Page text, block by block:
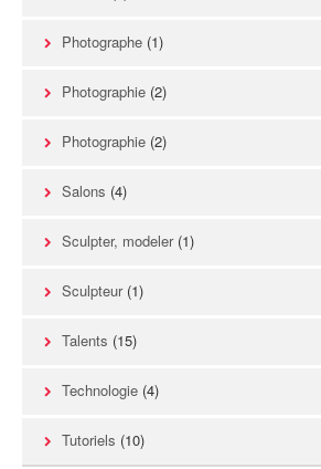
Photographe (1)
Photographie (2)
Photographie (2)
Salons (4)
Sculpter, modeler(1)
Sculpteur(1)
Talents (15)
Technologie (4)
Tutoriels (10)